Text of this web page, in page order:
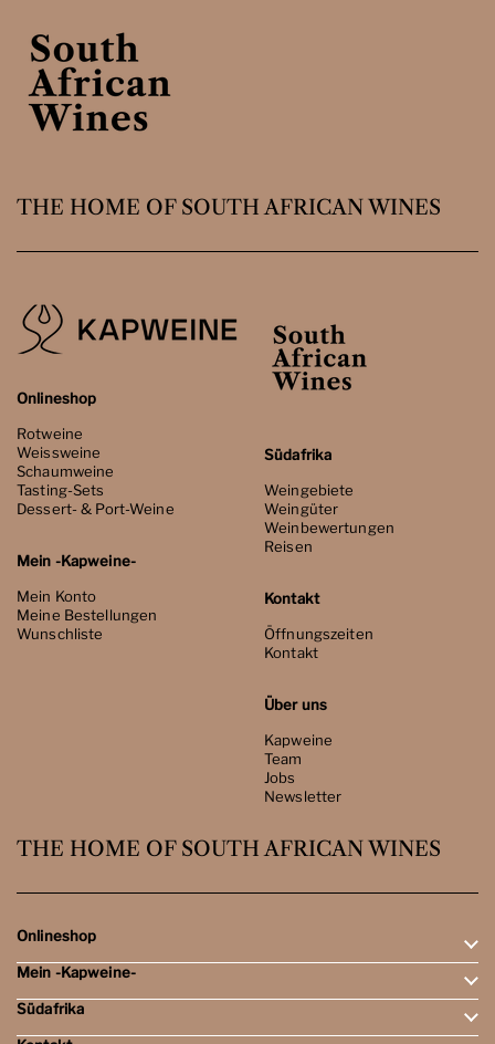
THE HOME OF SOUTH AFRICAN WINES
Onlineshop
Rotweine
Weissweine
Schaumweine
Tasting-Sets
Dessert- & Port-Weine
Mein -Kapweine-
Mein Konto
Meine Bestellungen
Wunschliste
Südafrika
Weingebiete
Weingüter
Weinbewertungen
Reisen
Kontakt
Öffnungszeiten
Kontakt
Über uns
Kapweine
Team
Jobs
Newsletter
THE HOME OF SOUTH AFRICAN WINES
Onlineshop
Rotweine
Weissweine
Schaumweine
Tasting-Sets
Mein -Kapweine-
Mein Konto
Meine Bestellungen
Südafrika